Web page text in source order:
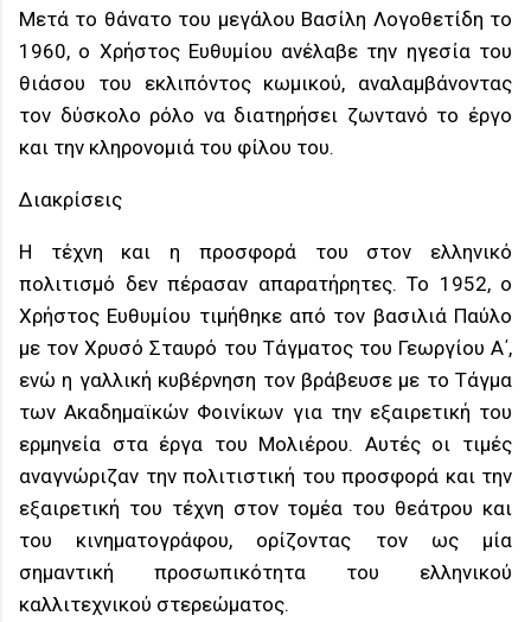
Μετά το θάνατο του μεγάλου Βασίλη Λογοθετίδη το
1960, ο Χρήστος Ευθυμίου ανέλαβε την ηγεσία του
θιάσου του εκλιπόντος κωμικού, αναλαμβάνοντας
τον δύσκολο ρόλο να διατηρήσει ζωντανό το έργο
και την κληρονομιά του φίλου του.
Διακρίσεις
Η τέχνη και η προσφορά του στον ελληνικό
πολιτισμό δεν πέρασαν απαρατήρητες. Το 1952, ο
Χρήστος Ευθυμίου τιμήθηκε από τον βασιλιά Παύλο
με τον Χρυσό Σταυρό του Τάγματος του Γεωργίου Α΄,
ενώ η γαλλική κυβέρνηση τον βράβευσε με το Τάγμα
των Ακαδημαϊκών Φοινίκων για την εξαιρετική του
ερμηνεία στα έργα του Μολιέρου. Αυτές οι τιμές
αναγνώριζαν την πολιτιστική του προσφορά και την
εξαιρετική του τέχνη στον τομέα του θεάτρου και
του κινηματογράφου, ορίζοντας τον ως μία
σημαντική προσωπικότητα του ελληνικού
καλλιτεχνικού στερεώματος.